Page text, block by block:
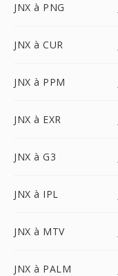
JNX à PNG
JNX à CUR
JNX à PPM
JNX à EXR
JNX à G3
JNX à IPL
JNX à MTV
JNX à PALM